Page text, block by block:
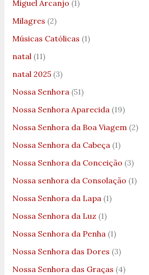
Miguel Arcanjo (1)
Milagres (2)
Músicas Católicas (1)
natal(11)
natal 2025(3)
Nossa Senhora(51)
Nossa Senhora Aparecida(19)
Nossa Senhora da Boa Viagem(2)
Nossa Senhora da Cabeça(1)
Nossa Senhora da Conceição (3)
Nossa senhora da Consolação (1)
Nossa Senhora da Lapa(1)
Nossa Senhora da Luz (1)
Nossa Senhora da Penha(1)
Nossa Senhora das Dores (3)
Nossa Senhora das Graças (4)